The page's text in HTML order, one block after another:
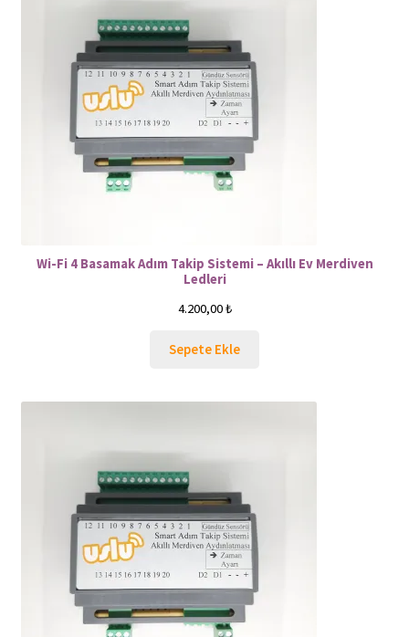
Wi-Fi 4 Basamak Adım Takip Sistemi – Akıllı Ev Merdiven
Ledleri
4.200,00₺
Sepete Ekle